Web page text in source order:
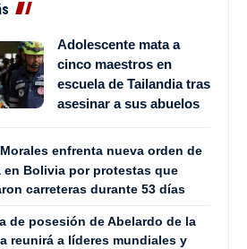
Adolescente mata a
cinco maestros en
escuela de Tailandia tras
asesinar a sus abuelos
enfrenta nueva orden de
en Bolivia por protestas que
carreteras durante 53 días
de posesión de Abelardo de la
reunirá a líderes mundiales y